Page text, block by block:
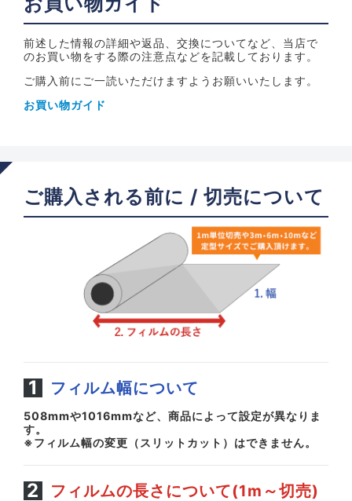
前述した情報の詳細や返品、交換についてなど、当店で
のお買い物をする際の注意点などを記載しております。
ご購入前にご一読いただけますようお願いいたします。
お買い物ガイド
ご購入される前に / 切売について
フィルム幅について
508mmや1016mmなど、商品によって設定が異なりま
す。
※フィルム幅の変更（スリットカット）はできません。
フィルムの長さについて(1m～切売)